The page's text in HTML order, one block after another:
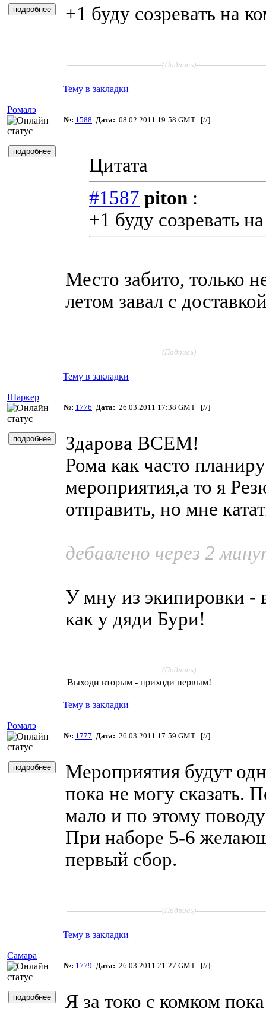
+1 буду созревать на
(Подпись)
Тему в закладки
Ромалэ
№: 1588 Дата: 08.02.2011 19:58 GMT [//]
Цитата
#1587 piton :
+1 буду созревать
Место забито, только
летом завал с
(Подпись)
Тему в закладки
Шаркер
№: 1776 Дата: 26.03.2011 17:38 GMT [//]
Здарова ВСЕМ!
Рома как часто
мероприятия,а то я
отправить, но мне
дебавлено через 2
У мну из экипировки -
как у дяди Бури!
(Подпись)
Выходи вторым - приходи первым!
Тему в закладки
Ромалэ
№: 1777 Дата: 26.03.2011 17:59 GMT [//]
Мероприятия будут
пока не могу сказать.
мало и по этому
При наборе 5-6
первый сбор.
(Подпись)
Тему в закладки
Самара
№: 1779 Дата: 26.03.2011 21:27 GMT [//]
Я за токо с комком